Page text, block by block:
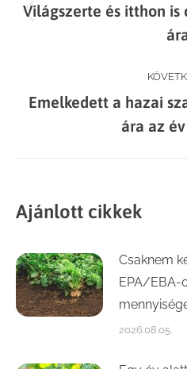
Világszerte és itthon is
Emelkedett a hazai
ára az
Ajánlott cikkek
Csaknem
EPA/EBA-
2026.08.05.